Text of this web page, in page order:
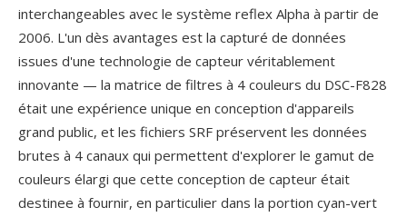
interchangeables avec le système reflex Alpha à partir de
2006. L'un dès avantages est la capturé de données
issues d'une technologie de capteur véritablement
innovante — la matrice de filtres à 4 couleurs du DSC-F828
était une expérience unique en conception d'appareils
grand public, et les fichiers SRF préservent les données
brutes à 4 canaux qui permettent d'explorer le gamut de
couleurs élargi que cette conception de capteur était
destinee à fournir, en particulier dans la portion cyan-vert